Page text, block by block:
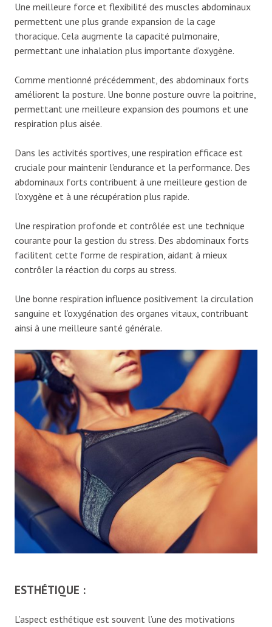
Une meilleure force et flexibilité des muscles abdominaux
permettent une plus grande expansion de la cage
thoracique. Cela augmente la capacité pulmonaire,
permettant une inhalation plus importante d’oxygène.
Comme mentionné précédemment, des abdominaux forts
améliorent la posture. Une bonne posture ouvre la poitrine,
permettant une meilleure expansion des poumons et une
respiration plus aisée.
Dans les activités sportives, une respiration efficace est
cruciale pour maintenir l’endurance et la performance. Des
abdominaux forts contribuent à une meilleure gestion de
l’oxygène et à une récupération plus rapide.
Une respiration profonde et contrôlée est une technique
courante pour la gestion du stress. Des abdominaux forts
facilitent cette forme de respiration, aidant à mieux
contrôler la réaction du corps au stress.
Une bonne respiration influence positivement la circulation
sanguine et l’oxygénation des organes vitaux, contribuant
ainsi à une meilleure santé générale.
ESTHÉTIQUE :
L’aspect esthétique est souvent l’une des motivations